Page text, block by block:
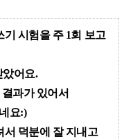
기 시험을 주 1회 보고
았어요.
과가 있어서
요:)
서 덕분에 잘 지내고